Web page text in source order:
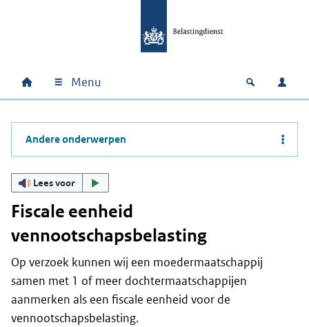
Hoofdnavigatie
Home Menu Open
Andere onderwerpen
Lees voor
Fiscale eenheid
vennootschapsbelasting
Op verzoek kunnen wij een moedermaatschappij
samen met 1 of meer dochtermaatschappijen
aanmerken als een fiscale eenheid voor de
vennootschapsbelasting.